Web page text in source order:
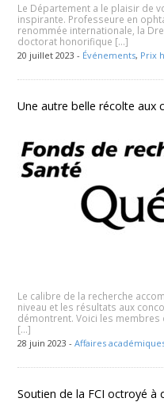
Le Département a le plaisir de
inspirante. Professeure en
renommée internationale, la
doctorat honorifique […]
20 juillet 2023 - Événements, Prix
Une autre belle récolte aux
Le calibre de la recherche
niveau et les résultats aux
démontrent. Voici les
[…]
28 juin 2023 -Affaires
Soutien de la FCI octroyé